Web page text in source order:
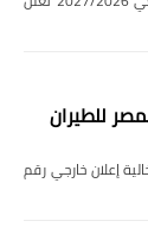
للطيران
لمصر للطيران عدد 6 وظائف خالية إعلان خارجي رقم